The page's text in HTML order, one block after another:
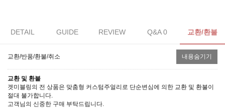
DETAIL GUIDE REVIEW Q&A 0 교환/환불
교환/반품/환불/취소 내용숨기기
교환 및 환불
겟미블링의 전 상품은 맞춤형 커스텀주얼리로 단순변심에 의한 교환 및 환불이
절대 불가합니다.
고객님의 신중한 구매 부탁드립니다.